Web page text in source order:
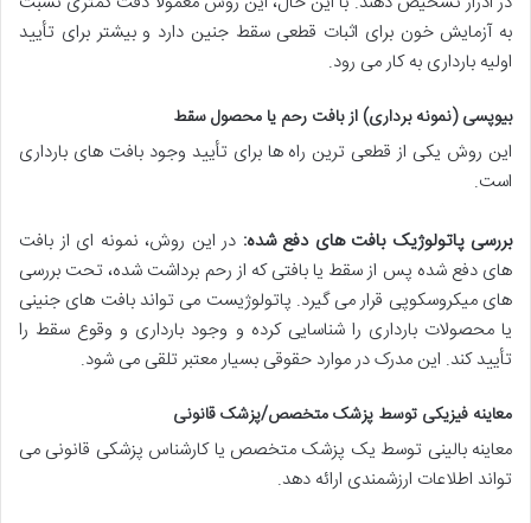
به آزمایش خون برای اثبات قطعی سقط جنین دارد و بیشتر برای تأیید
اولیه بارداری به کار می رود.
بیوپسی (نمونه برداری) از بافت رحم یا محصول سقط
این روش یکی از قطعی ترین راه ها برای تأیید وجود بافت های بارداری
است.
بررسی پاتولوژیک بافت های دفع شده: در این روش، نمونه ای از بافت
های دفع شده پس از سقط یا بافتی که از رحم برداشت شده، تحت بررسی
های میکروسکوپی قرار می گیرد. پاتولوژیست می تواند بافت های جنینی
یا محصولات بارداری را شناسایی کرده و وجود بارداری و وقوع سقط را
تأیید کند. این مدرک در موارد حقوقی بسیار معتبر تلقی می شود.
معاینه فیزیکی توسط پزشک متخصص/پزشک قانونی
معاینه بالینی توسط یک پزشک متخصص یا کارشناس پزشکی قانونی می
تواند اطلاعات ارزشمندی ارائه دهد.